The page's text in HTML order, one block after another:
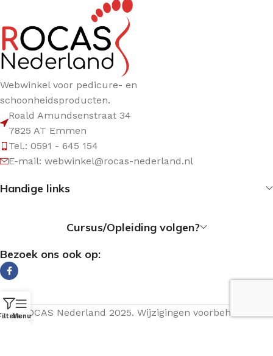
Webwinkel voor pedicure- en
schoonheidsproducten.
Roald Amundsenstraat 34
7825 AT Emmen
Tel.: 0591 - 645 154
E-mail: webwinkel@rocas-nederland.nl
Handige links
Cursus/Opleiding volgen?
Bezoek ons ook op:
© ROCAS Nederland 2025. Wijzigingen voorbehouden.
Menu